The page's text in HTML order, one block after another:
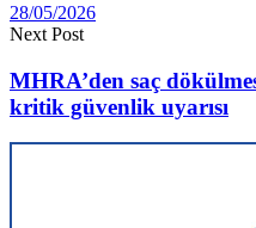
28/05/2026
Next Post
MHRA’den saç
kritik güvenlik uyarısı